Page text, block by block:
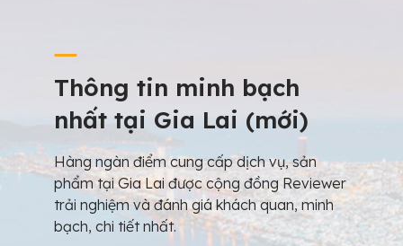
Thông tin minh bạch
nhất tại Gia Lai (mới)
Hàng ngàn điểm cung cấp dịch vụ, sản
phẩm tại Gia Lai được cộng đồng Reviewer
trải nghiệm và đánh giá khách quan, minh
bạch, chi tiết nhất.